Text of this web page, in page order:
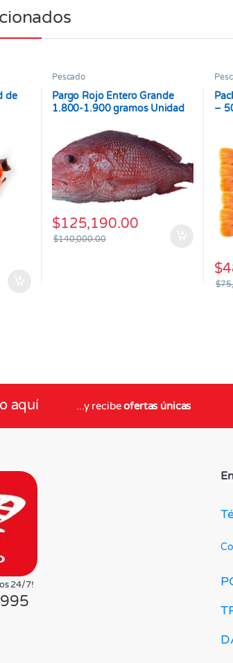
de
Pescado
Pargo Rojo Entero Grande
1.800-1.900 gramos Unidad
$125,190.00
$140,000.00
–
$
$
aquí ...y recibeofertas únicas
24/7!